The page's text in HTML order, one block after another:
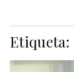
Etiqueta: